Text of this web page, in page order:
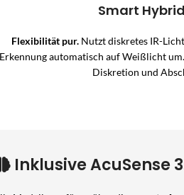
Smart
Flexibilität pur.Nutzt diskretes IR-
Erkennung automatisch auf Weißlicht
Diskretion und
Inklusive AcuSense